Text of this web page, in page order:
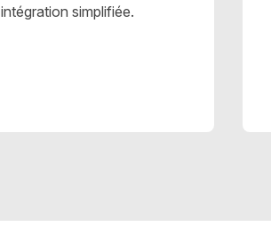
intégration simplifiée.